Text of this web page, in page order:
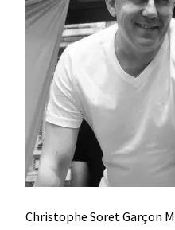
Christophe Soret Garçon